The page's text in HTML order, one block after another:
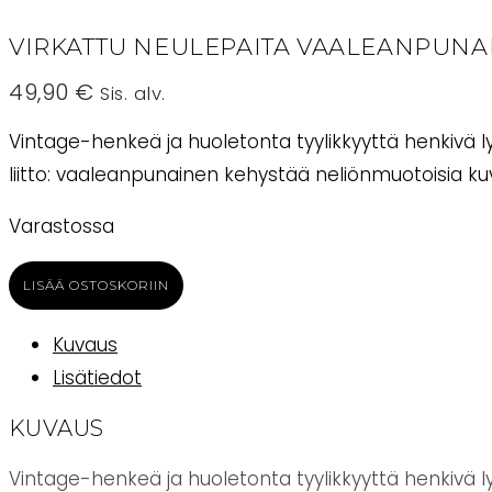
VIRKATTU NEULEPAITA
49,90 € Sis. alv.
Vintage-henkeä ja huoletonta tyylikkyyttä henkivä
liitto: vaaleanpunainen kehystää neliönmuotoisia
Varastossa
Virkattu
neulepaita
vaaleanpunainen
AADA
määrä
LISÄÄ OSTOSKORIIN
Kuvaus
Lisätiedot
KUVAUS
Vintage-henkeä ja huoletonta tyylikkyyttä henkivä